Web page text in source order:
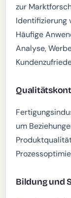
zur
Identifizierung
Häufige
Analyse,
um
Bildung und